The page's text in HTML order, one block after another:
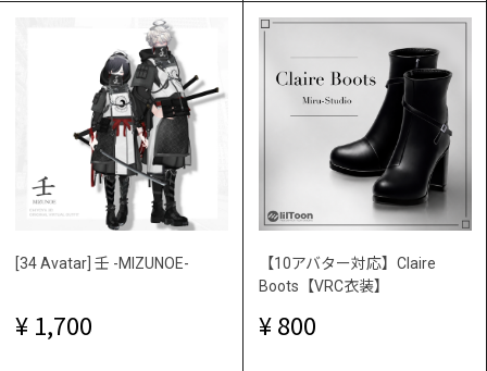
[34 Avatar] 壬 -MIZUNOE-
1,700
【10アバター対応】Claire
Boots【VRC衣装】
800